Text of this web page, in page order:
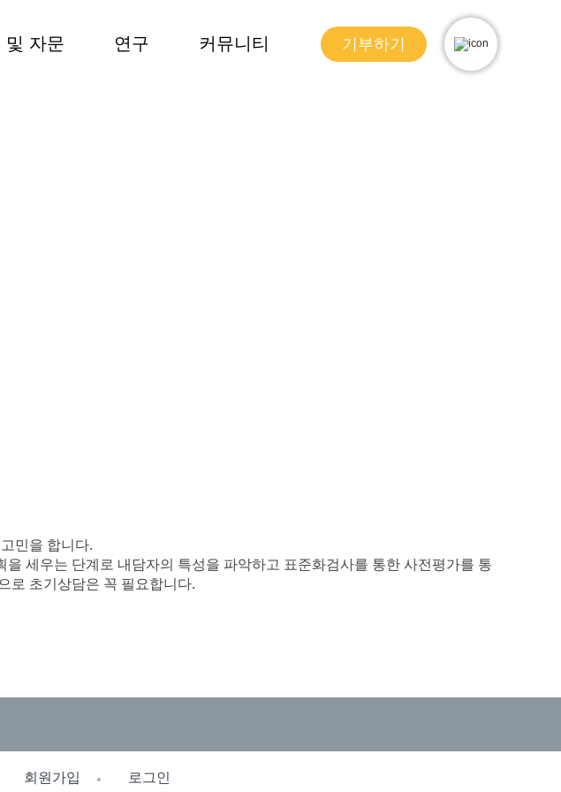
및 자문 연구 커뮤니티 기부하기
민을 합니다.
세우는 단계로 내담자의 특성을 파악하고 표준화검사를 통한 사전평가를 통
로 초기상담은 꼭 필요합니다.
회원가입 로그인